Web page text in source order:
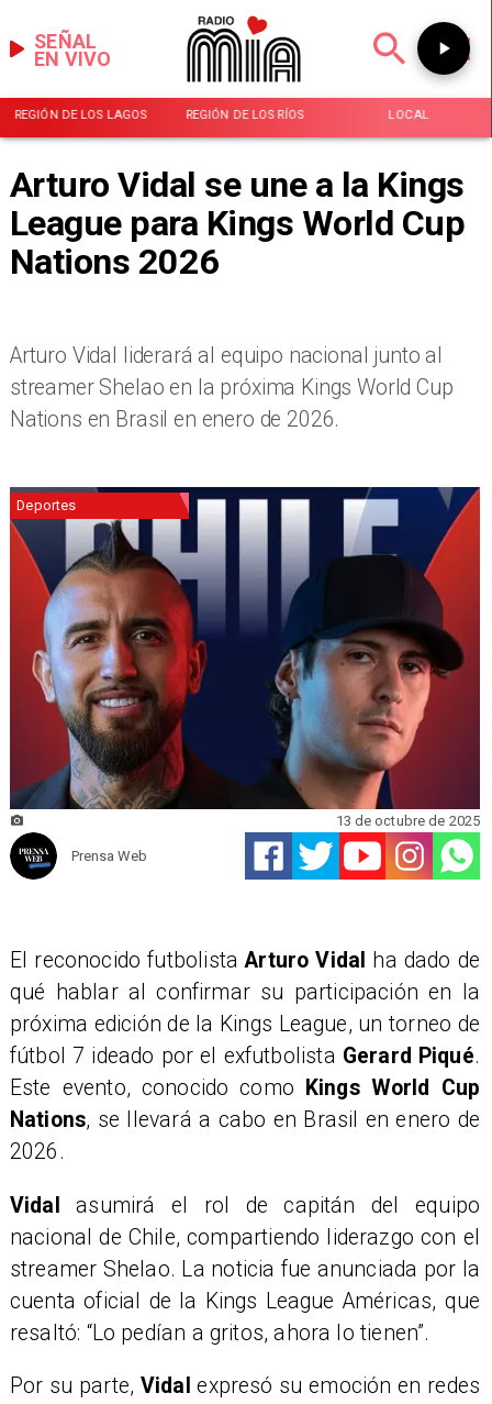
EN VIVO
SEÑAL
REGIÓN DE LOS LAGOS REGIÓN DE LOS RÍOS LOCAL
Arturo Vidal se une a la Kings
League para Kings World Cup
Nations 2026
Arturo Vidal liderará al equipo nacional junto al
streamer Shelao en la próxima Kings World Cup
Nations en Brasil en enero de 2026.
Deportes
Prensa Web
13 de octubre de 2025
El reconocido futbolistaArturo Vidal
ha dado de
qué hablar al confirmar su participación en la
próxima edición de la Kings League, un torneo de
fútbol 7 ideado por el exfutbolista Gerard Piqué.
Este evento, conocido como
Kings World Cup
Nations, se llevará a cabo en Brasil en enero de
2026.
Vidal
asumirá el rol de capitán del equipo
nacional de Chile, compartiendo liderazgo con el
streamer Shelao. La noticia fue anunciada por la
cuenta oficial de la Kings League Américas, que
resaltó: “Lo pedían a gritos, ahora lo tienen”.
Por su parte, Vidal expresó su emoción en redes